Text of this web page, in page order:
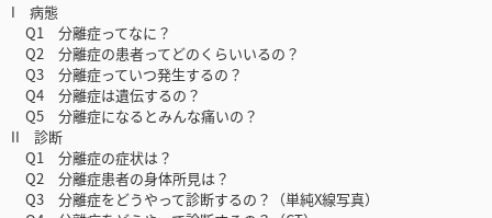
I 病態
Q1 分離症ってなに？
Q2 分離症の患者ってどのくらいいるの？
Q3 分離症っていつ発生するの？
Q4 分離症は遺伝するの？
Q5 分離症になるとみんな痛いの？
II 診断
Q1 分離症の症状は？
Q2 分離症患者の身体所見は？
Q3 分離症をどうやって診断するの？（単純X線写真）